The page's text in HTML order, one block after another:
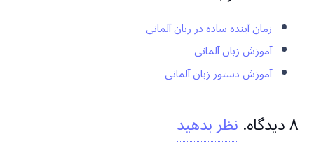
زمان آینده ساده در زبان آلمانی
آموزش زبان آلمانی
آموزش دستور زبان آلمانی
۸دیدگاه.نظر بدهید